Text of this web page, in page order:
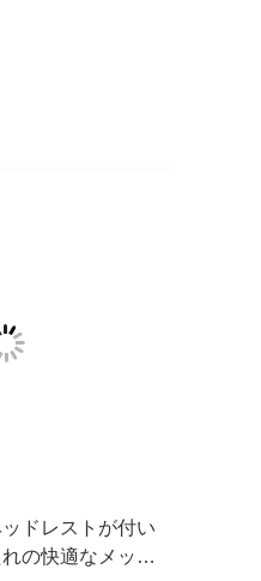
ドレストが付い
の快適なメッシ